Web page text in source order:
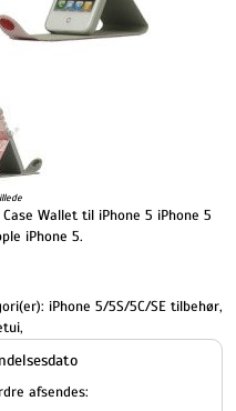
Wallet til iPhone 5 iPhone 5
iPhone 5.
iPhone 5/5S/5C/SE tilbehør,
,
afsendes: